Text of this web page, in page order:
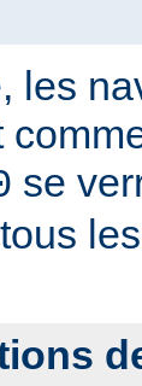
les
se